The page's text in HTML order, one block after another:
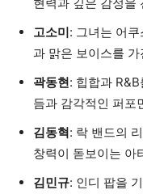
고소미: 그녀는 어
과 맑은 보이스를
곽동현: 힙합과
듬과 감각적인 퍼포
김동혁: 락 밴드의
창력이 돋보이는 아
김민규: 인디 팝을